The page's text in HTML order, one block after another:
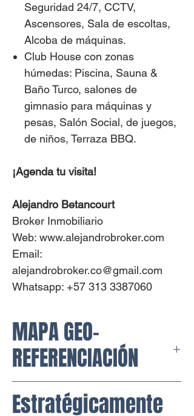
Seguridad 24/7, CCTV,
Ascensores, Sala de escoltas,
Alcoba de máquinas.
Club House con zonas
húmedas: Piscina, Sauna &
Baño Turco, salones de
gimnasio para máquinas y
pesas, Salón Social, de juegos,
de niños, Terraza BBQ.
¡Agenda tu visita!
Alejandro Betancourt
Broker Inmobiliario
Web: www.alejandrobroker.com
Email:
alejandrobroker.co@gmail.com
Whatsapp: +57 313 3387060
MAPA GEO-
REFERENCIACIÓN
Google Maps:
https://www.google.com/maps/plac
Estratégicamente